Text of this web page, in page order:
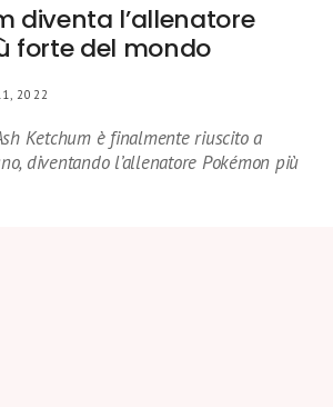
diventa l’allenatore
forte del mondo
2022
Ketchum è finalmente riuscito a
diventando l’allenatore Pokémon più